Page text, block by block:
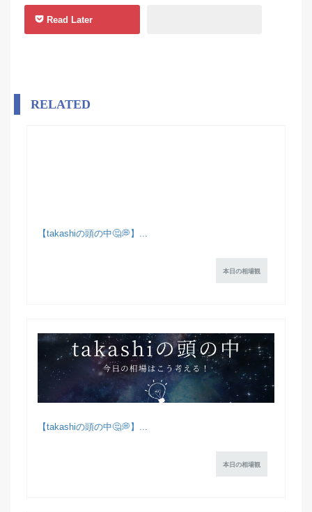
Read Later
RELATED
【takashiの頭の中🤔💭】...
本日の相場観
【takashiの頭の中🤔💭】...
本日の相場観